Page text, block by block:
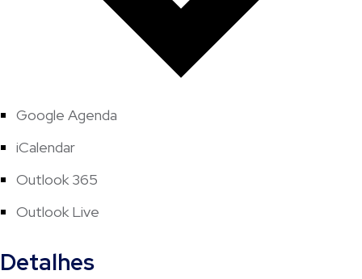
Google Agenda
iCalendar
Outlook 365
Outlook Live
Detalhes